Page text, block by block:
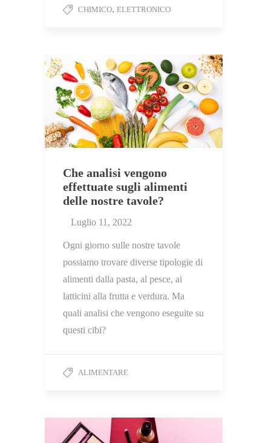
CHIMICO, ELETTRONICO
Che analisi vengono
effettuate sugli alimenti
delle nostre tavole?
Luglio 11, 2022
Ogni giorno sulle nostre tavole
possiamo trovare diverse tipologie di
alimenti dalla pasta, al pesce, ai
latticini alla frutta e verdura. Ma
quali analisi che vengono eseguite su
questi cibi?
ALIMENTARE